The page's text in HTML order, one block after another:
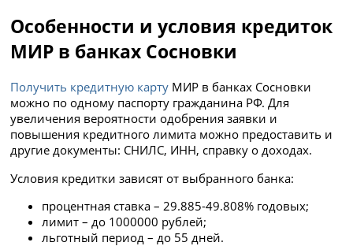
Особенности и условия кредиток
МИР в банках Сосновки
Получить кредитную карту МИР в банках Сосновки
можно по одному паспорту гражданина РФ. Для
увеличения вероятности одобрения заявки и
повышения кредитного лимита можно предоставить и
другие документы: СНИЛС, ИНН, справку о доходах.
Условия кредитки зависят от выбранного банка:
процентная ставка – 29.885-49.808% годовых;
лимит – до 1000000 рублей;
льготный период – до 55 дней.